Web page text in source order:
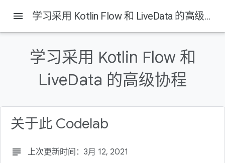
menu 学习采用 Kotlin Flow 和 LiveData 的高级协程
学习采用 Kotlin Flow 和
LiveData 的高级协程
关于此 Codelab
subject 上次更新时间：3月 12, 2021